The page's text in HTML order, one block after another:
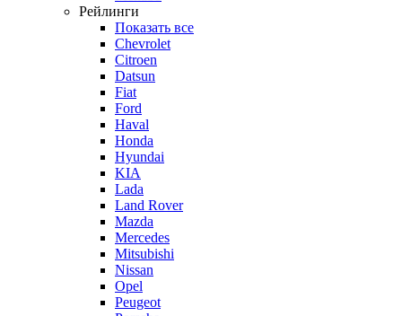
Рейлинги
Показать все
Chevrolet
Citroen
Datsun
Fiat
Ford
Haval
Honda
Hyundai
KIA
Lada
Land Rover
Mazda
Mercedes
Mitsubishi
Nissan
Opel
Peugeot